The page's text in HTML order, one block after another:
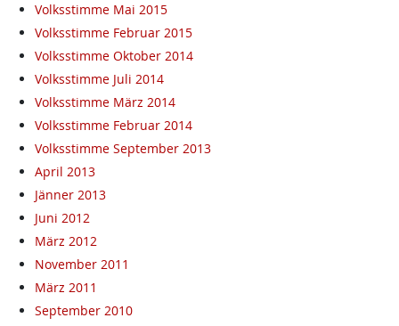
Volksstimme Mai 2015
Volksstimme Februar 2015
Volksstimme Oktober 2014
Volksstimme Juli 2014
Volksstimme März 2014
Volksstimme Februar 2014
Volksstimme September 2013
April 2013
Jänner 2013
Juni 2012
März 2012
November 2011
März 2011
September 2010